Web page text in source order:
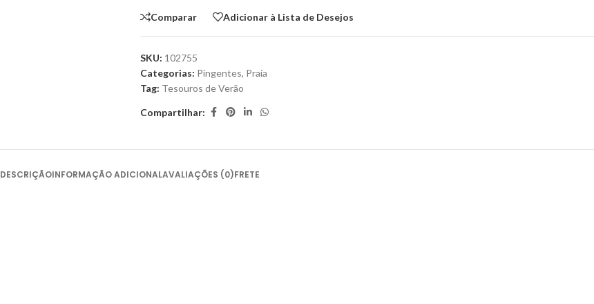
Comparar Adicionar à Lista de Desejos
SKU: 102755
Categorias: Pingentes, Praia
Tag: Tesouros de Verão
Compartilhar:
DESCRIÇÃOINFORMAÇÃO ADICIONALAVALIAÇÕES (0)FRETE